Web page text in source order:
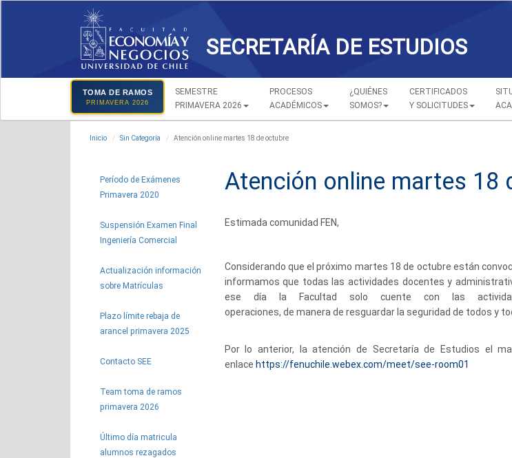
SECRETARÍA DE ESTUDIOS
TOMA DE RAMOS
PRIMAVERA 2026
SEMESTRE
PRIMAVERA 2026
PROCESOS
ACADÉMICOS
¿QUIÉNES
SOMOS?
CERTIFICADOS
Y SOLICITUDES
Inicio Sin Categoría Atención online martes 18 de octubre
Período de Exámenes
Primavera 2020
Suspensión Examen Final
Ingeniería Comercial
Actualización información
sobre Matrículas
Plazo límite rebaja de
arancel primavera 2025
Contacto SEE
Team toma de ramos
primavera 2026
Último día matricula
alumnos rezagados
Atención online martes 18
Estimada comunidad FEN,
Considerando que el próximo martes 18 de octubre están
informamos que todas las actividades docentes y
ese día la Facultad solo cuente con las
operaciones, de manera de resguardar la seguridad de todos y
Por lo anterior, la atención de Secretaría de Estudios el
enlace https://fenuchile.webex.com/meet/see-room01